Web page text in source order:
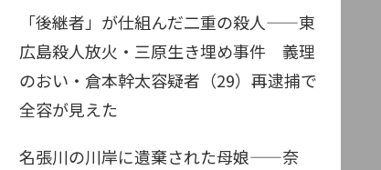
「後継者」が仕組んだ二重の殺人——東
広島殺人放火・三原生き埋め事件 義理
のおい・倉本幹太容疑者（29）再逮捕で
全容が見えた
名張川の川岸に遺棄された母娘——奈